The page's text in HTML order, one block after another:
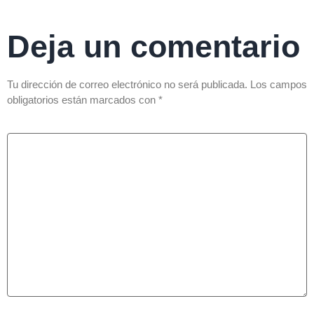
Deja un comentario
Tu dirección de correo electrónico no será publicada. Los campos
obligatorios están marcados con *